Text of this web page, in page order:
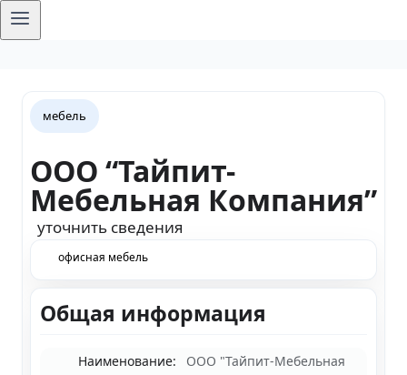
мебель
ООО “Тайпит-
Мебельная Компания”
уточнить сведения
офисная мебель
Общая информация
Наименование:
ООО "Тайпит-Мебельная